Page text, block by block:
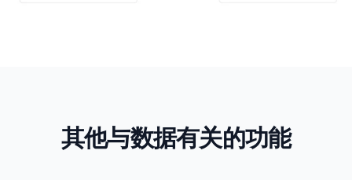
其他与数据有关的功能